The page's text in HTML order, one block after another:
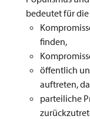
bedeutet für
finden,
öffentlich
auftreten,
parteiliche